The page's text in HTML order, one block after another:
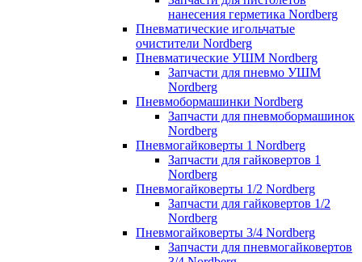
нанесения герметика Nordberg
Пневматические игольчатые
очистители Nordberg
Пневматические УШМ Nordberg
Запчасти для пневмо УШМ
Nordberg
Пневмобормашинки Nordberg
Запчасти для пневмобормашинок
Nordberg
Пневмогайковерты 1 Nordberg
Запчасти для гайковертов 1
Nordberg
Пневмогайковерты 1/2 Nordberg
Запчасти для гайковертов 1/2
Nordberg
Пневмогайковерты 3/4 Nordberg
Запчасти для пневмогайковертов